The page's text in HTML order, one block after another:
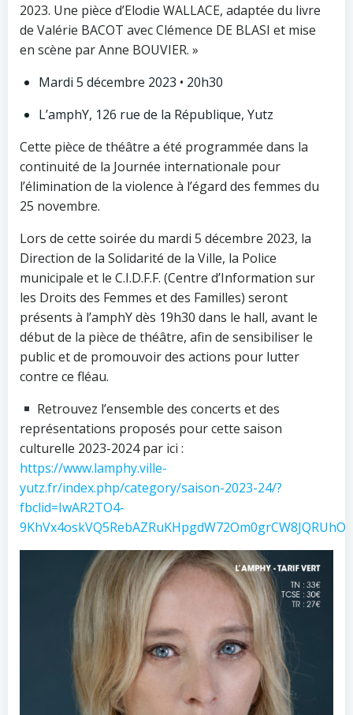
2023. Une pièce d’Elodie WALLACE, adaptée du livre
de Valérie BACOT avec Clémence DE BLASI et mise
en scène par Anne BOUVIER. »
Mardi 5 décembre 2023 • 20h30
L’amphY, 126 rue de la République, Yutz
Cette pièce de théâtre a été programmée dans la
continuité de la Journée internationale pour
l’élimination de la violence à l’égard des femmes du
25 novembre.
Lors de cette soirée du mardi 5 décembre 2023, la
Direction de la Solidarité de la Ville, la Police
municipale et le C.I.D.F.F. (Centre d’Information sur
les Droits des Femmes et des Familles) seront
présents à l’amphY dès 19h30 dans le hall, avant le
début de la pièce de théâtre, afin de sensibiliser le
public et de promouvoir des actions pour lutter
contre ce fléau.
Retrouvez l’ensemble des concerts et des
représentations proposés pour cette saison
culturelle 2023-2024 par ici :
https://www.lamphy.ville-
yutz.fr/index.php/category/saison-2023-24/?
fbclid=IwAR2TO4-